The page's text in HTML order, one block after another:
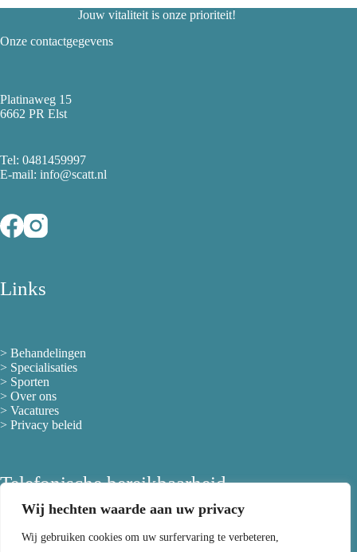
Wij hechten waarde aan uw privacy
Wij gebruiken cookies om uw surfervaring te verbeteren,
Jouw vitaliteit is onze prioriteit!
Onze contactgegevens
Platinaweg 15
6662 PR Elst
Tel: 0481459997
E-mail: info@scatt.nl
Links
> Behandelingen
> Specialisaties
> Sporten
> Over ons
> Vacatures
> Privacy beleid
Telefonische bereikbaarheid
maandag 08:00 - 12:00 / 13:30 - 21:00